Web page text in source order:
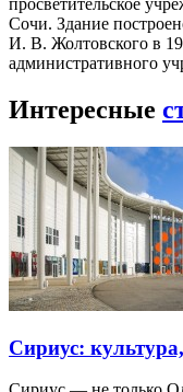
просветительское
Сочи. Здание
И. В. Жолтовского в
административного
Интересные
Сириус: